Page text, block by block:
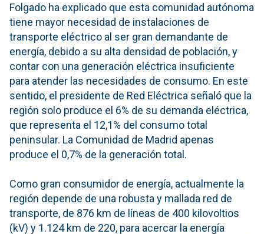
Folgado ha explicado que esta comunidad autónoma
tiene mayor necesidad de instalaciones de
transporte eléctrico al ser gran demandante de
energía, debido a su alta densidad de población, y
contar con una generación eléctrica insuficiente
para atender las necesidades de consumo. En este
sentido, el presidente de Red Eléctrica señaló que la
región solo produce el 6% de su demanda eléctrica,
que representa el 12,1% del consumo total
peninsular. La Comunidad de Madrid apenas
produce el 0,7% de la generación total.
Como gran consumidor de energía, actualmente la
región depende de una robusta y mallada red de
transporte, de 876 km de líneas de 400 kilovoltios
(kV) y 1.124 km de 220, para acercar la energía